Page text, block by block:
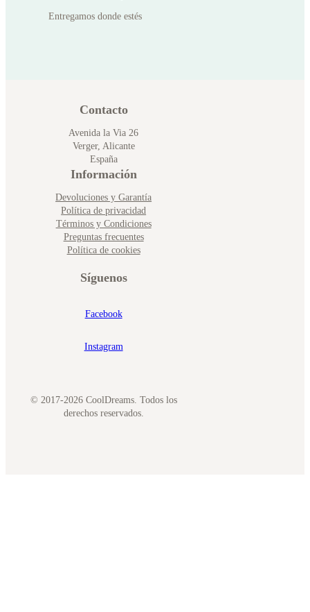
Entregamos donde estés
Contacto
Avenida la Via 26
Verger, Alicante
España
Información
Devoluciones y Garantía
Política de privacidad
Términos y Condiciones
Preguntas frecuentes
Política de cookies
Síguenos
Facebook
Instagram
© 2017-2026 CoolDreams. Todos los
derechos reservados.